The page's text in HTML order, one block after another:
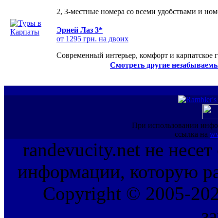
2, 3-местные номера со всеми удобствами и
Эрней Лаз 3*
от 1295 грн. на двоих
Современный интерьер, комфорт и карпатское
Смотреть другие
При использовании
ссылка на
randevucity.net не несет
информации, которую
Copyright © 2005-